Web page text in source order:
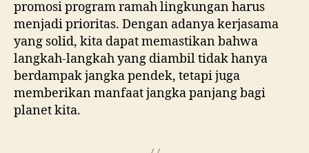
promosi program ramah lingkungan harus
menjadi prioritas. Dengan adanya kerjasama
yang solid, kita dapat memastikan bahwa
langkah-langkah yang diambil tidak hanya
berdampak jangka pendek, tetapi juga
memberikan manfaat jangka panjang bagi
planet kita.